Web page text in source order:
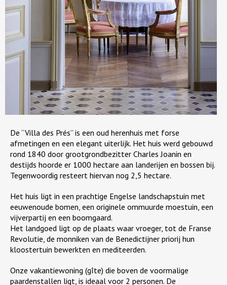
De “Villa des Prés” is een oud herenhuis met forse
afmetingen en een elegant uiterlijk. Het huis werd gebouwd
rond 1840 door grootgrondbezitter Charles Joanin en
destijds hoorde er 1000 hectare aan landerijen en bossen bij.
Tegenwoordig resteert hiervan nog 2,5 hectare.
Het huis ligt in een prachtige Engelse landschapstuin met
eeuwenoude bomen, een originele ommuurde moestuin, een
vijverpartij en een boomgaard.
Het landgoed ligt op de plaats waar vroeger, tot de Franse
Revolutie, de monniken van de Benedictijner priorij hun
kloostertuin bewerkten en mediteerden.
Onze vakantiewoning (gîte) die boven de voormalige
paardenstallen ligt, is ideaal voor 2 personen. De